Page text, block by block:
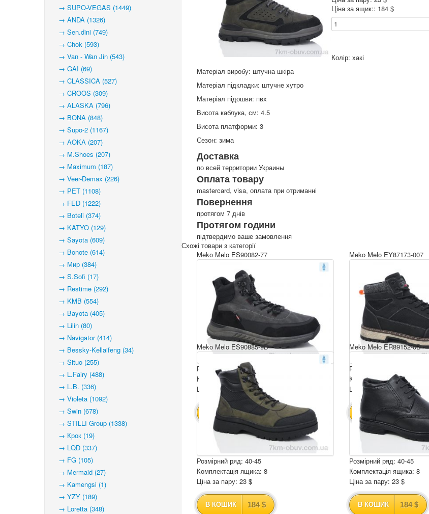
→ SUPO-VEGAS (1449)
→ ANDA (1326)
→ Sen.dini (749)
→ Chok (593)
→ Van - Wan Jin (543)
→ GAI (69)
→ CLASSICA (527)
→ CROOS (309)
→ ALASKA (796)
→ BONA (848)
→ Supo-2 (1167)
→ AOKA (207)
→ M.Shoes (207)
→ Maximum (187)
→ Veer-Demax (226)
→ PET (1108)
→ FED (1222)
→ Boteli (374)
→ KATYO (129)
→ Sayota (609)
→ Bonote (614)
→ Мир (384)
→ S.Sofi (17)
→ Restime (292)
→ KMB (554)
→ Bayota (405)
→ Lilin (80)
→ Navigator (414)
→ Bessky-Kellaifeng (34)
→ Situo (255)
→ L.Fairy (488)
→ L.B. (336)
→ Violeta (1092)
→ Swin (678)
→ STILLI Group (1338)
→ Крок (19)
→ LQD (337)
→ FG (105)
→ Mermaid (27)
→ Kamengsi (1)
→ YZY (189)
→ Loretta (348)
Ціна за ящик:: 184 $
Колір: хакі
Матеріал виробу: штучна шкіра
Матеріал підкладки: штучне хутро
Матеріал підошви: пвх
Висота каблука, см: 4.5
Висота платформи: 3
Сезон: зима
Доставка
по всей территории Украины
Оплата товару
mastercard, visa, оплата при отриманні
Повернення
протягом 7 днів
Протягом години
підтвердимо ваше замовлення
Схожі товари з категорії
Meko Melo ES90082-77
Розмірний ряд: 40-45
Комплектація ящика: 8
Ціна за пару: 23 $
В КОШИК 184 $
Meko Melo EY87173-007
Розмірний ряд: 40-45
Комплектація ящика: 8
Ціна за пару: 23 $
В КОШИК 184 $
Meko Melo ES90885-9B
Розмірний ряд: 40-45
Комплектація ящика: 8
Ціна за пару: 23 $
В КОШИК 184 $
Meko Melo ER89152-0D
Розмірний ряд: 40-45
Комплектація ящика: 8
Ціна за пару: 23 $
В КОШИК 184 $